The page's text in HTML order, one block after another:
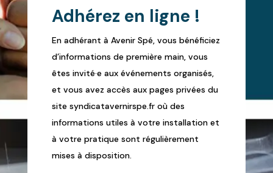
Adhérez en ligne !
En adhérant à Avenir Spé, vous bénéficiez
d’informations de première main, vous
êtes invité·e aux événements organisés,
et vous avez accès aux pages privées du
site syndicatavernirspe.fr où des
informations utiles à votre installation et
à votre pratique sont régulièrement
mises à disposition.